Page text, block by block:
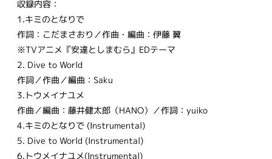
収録内容：
1.キミのとなりで
作詞：こだまさおり／作曲・編曲：伊藤 翼
※TVアニメ『安達としまむら』EDテーマ
2. Dive to World
作詞／作曲／編曲：Saku
3.トウメイナユメ
作曲／編曲：藤井健太郎（HANO）／作詞：yuiko
4.キミのとなりで (Instrumental)
5. Dive to World (Instrumental)
6.トウメイナユメ(Instrumental)